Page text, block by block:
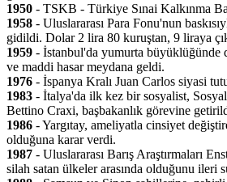
1950 - TSKB - Türkiye Sınai Kalkınma
1958 - Uluslararası Para Fonu'nun
gidildi. Dolar 2 lira 80 kuruştan, 9 liraya
1959 - İstanbul'da yumurta büyüklüğünde
ve maddi hasar meydana geldi.
1976 - İspanya Kralı Juan Carlos siyasi
1983 - İtalya'da ilk kez bir sosyalist,
Bettino Craxi, başbakanlık görevine
1986 - Yargıtay, ameliyatla cinsiyet
olduğuna karar verdi.
1987 - Uluslararası Barış Araştırmaları
silah satan ülkeler arasında olduğunu ileri